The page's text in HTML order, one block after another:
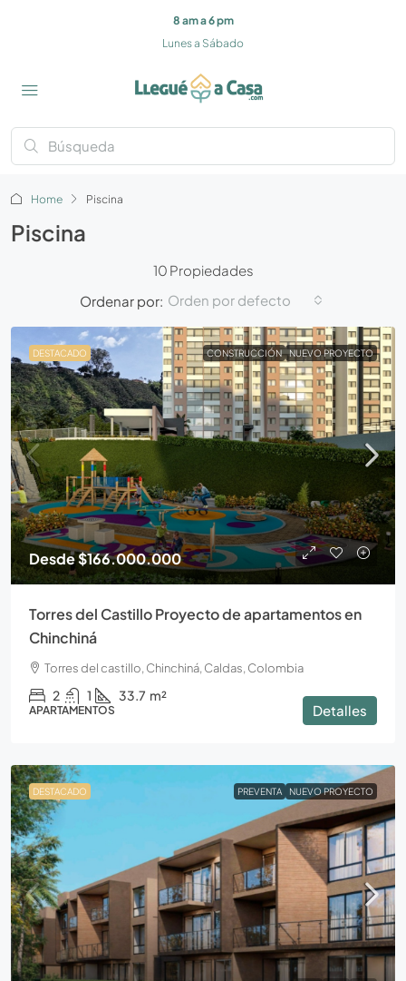
8 am a 6 pm
Lunes a Sábado
Home Piscina
Piscina
10 Propiedades
Ordenar por: Orden por defecto
DESTACADO CONSTRUCCIÓN NUEVO PROYECTO
Desde$166.000.000
Torres del Castillo Proyecto de apartamentos en
Chinchiná
Torres del castillo, Chinchiná, Caldas, Colombia
2 1 33.7 m²
APARTAMENTOS Detalles
DESTACADO PREVENTA NUEVO PROYECTO